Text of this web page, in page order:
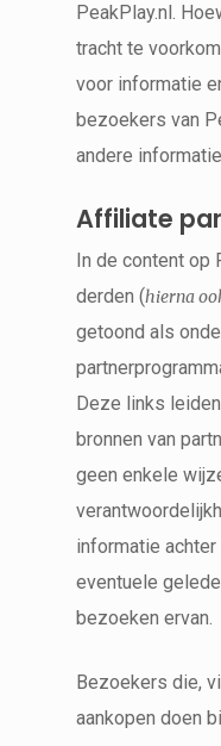
PeakPlay.nl.
tracht te
voor informatie
bezoekers van
andere
Affiliate
In de content op
derden (hierna
getoond als
Deze links
bronnen van
geen enkele
informatie
eventuele
bezoeken ervan.
Bezoekers die,
aankopen doen